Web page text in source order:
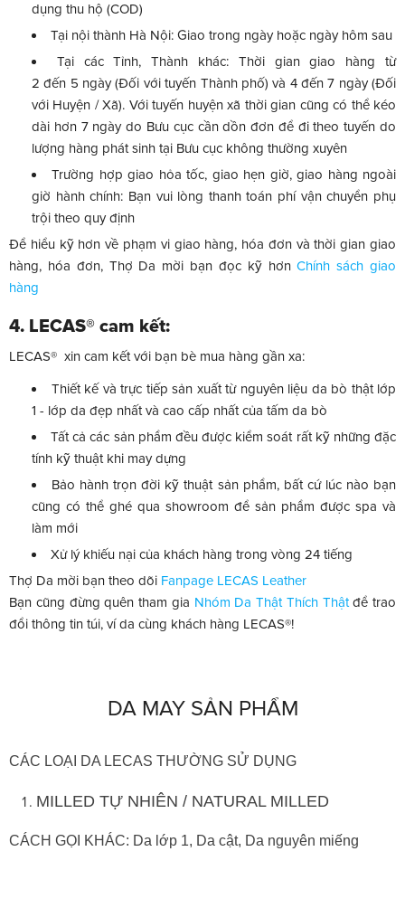
dụng thu hộ (COD)
Tại nội thành Hà Nội: Giao trong ngày hoặc ngày hôm sau
Tại các Tỉnh, Thành khác: Thời gian giao hàng từ
2 đến 5 ngày (Đối với tuyến Thành phố) và 4 đến 7 ngày (Đối
với Huyện / Xã). Với tuyến huyện xã thời gian cũng có thể kéo
dài hơn 7 ngày do Bưu cục cần dồn đơn để đi theo tuyến do
lượng hàng phát sinh tại Bưu cục không thường xuyên
Trường hợp giao hỏa tốc, giao hẹn giờ, giao hàng ngoài
giờ hành chính: Bạn vui lòng thanh toán phí vận chuyển phụ
trội theo quy định
Để hiểu kỹ hơn về phạm vi giao hàng, hóa đơn và thời gian giao
hàng, hóa đơn, Thợ Da mời bạn đọc kỹ hơnChính sách giao
hàng
4. LECAS® cam kết:
LECAS® xin cam kết với bạn bè mua hàng gần xa:
Thiết kế và trực tiếp sản xuất từ nguyên liệu da bò thật lớp
1 - lớp da đẹp nhất và cao cấp nhất của tấm da bò
Tất cả các sản phẩm đều được kiểm soát rất kỹ những đặc
tính kỹ thuật khi may dựng
Bảo hành trọn đời kỹ thuật sản phẩm, bất cứ lúc nào bạn
cũng có thể ghé qua showroom để sản phẩm được spa và
làm mới
Xử lý khiếu nại của khách hàng trong vòng 24 tiếng
Thợ Da mời bạn theo dõi Fanpage LECAS Leather
Bạn cũng đừng quên tham gia Nhóm Da Thật Thích Thậtđể trao
đổi thông tin túi, ví da cùng khách hàng LECAS®!
DA MAY SẢN PHẨM
CÁC LOẠI DA LECAS THƯỜNG SỬ DỤNG
MILLED TỰ NHIÊN / NATURAL MILLED
CÁCH GỌI KHÁC: Da lớp 1, Da cật, Da nguyên miếng